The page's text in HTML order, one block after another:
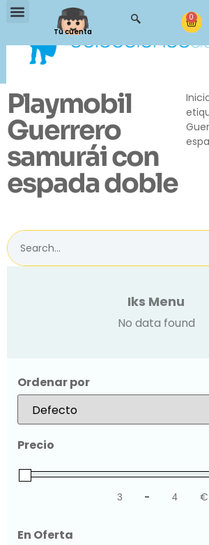
Tu cuenta
0
Playmobil
Guerrero
samurái con
espada doble
Iks Menu
No data found
Ordenar por
Sort Products
Precio
Minimum
- Maximum€
En Oferta